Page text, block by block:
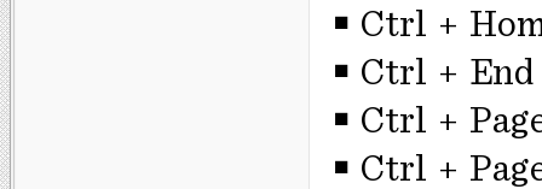
￭ Ctrl +
￭ Ctrl +
￭ Ctrl +
￭ Ctrl +